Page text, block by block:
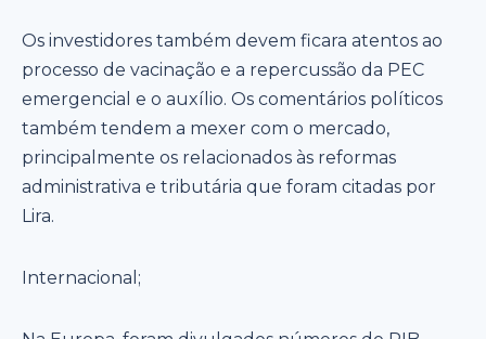
Os investidores também devem ficara atentos ao
processo de vacinação e a repercussão da PEC
emergencial e o auxílio. Os comentários políticos
também tendem a mexer com o mercado,
principalmente os relacionados às reformas
administrativa e tributária que foram citadas por
Lira.
Internacional;